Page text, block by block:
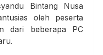
Bintang Nusa
oleh peserta
dari beberapa PC